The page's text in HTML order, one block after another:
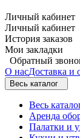
Личный кабинет
Личный кабинет
История заказов
Мои закладки
Обратный
О насДоставка и
Весь каталог
Весь
Аренда
Палатки и